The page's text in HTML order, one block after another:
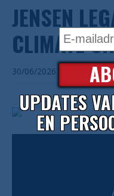
JENSEN
CLIMATE
30/06/2026
UPDATES
EN